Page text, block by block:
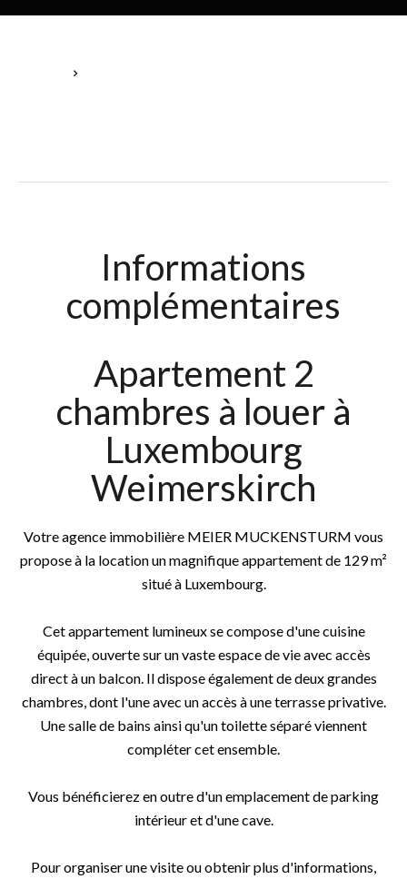
Informations
complémentaires
Apartement 2
chambres à louer à
Luxembourg
Weimerskirch
Votre agence immobilière MEIER MUCKENSTURM vous
propose à la location un magnifique appartement de 129 m²
situé à Luxembourg.
Cet appartement lumineux se compose d'une cuisine
équipée, ouverte sur un vaste espace de vie avec accès
direct à un balcon. Il dispose également de deux grandes
chambres, dont l'une avec un accès à une terrasse privative.
Une salle de bains ainsi qu'un toilette séparé viennent
compléter cet ensemble.
Vous bénéficierez en outre d'un emplacement de parking
intérieur et d'une cave.
Pour organiser une visite ou obtenir plus d'informations,